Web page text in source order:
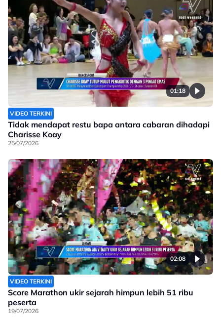
01:18
VIDEO TERKINI
Tidak mendapat restu bapa antara cabaran dihadapi
Charisse Koay
25/07/2026
02:08
VIDEO TERKINI
Score Marathon ukir sejarah himpun lebih 51 ribu
peserta
19/07/2026